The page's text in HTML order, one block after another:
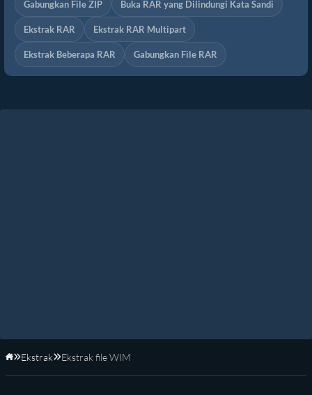
Gabungkan File ZIP Buka RAR yang Dilindungi Kata Sandi
Ekstrak RAR Ekstrak RAR Multipart
Ekstrak Beberapa RAR Gabungkan File RAR
Beranda
Ekstrak Ekstrak file WIM